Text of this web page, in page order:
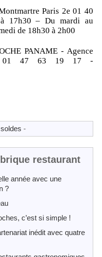
Paris 2e 01 40
17h30 – Du mardi au
de 18h30 à 2h00
PANAME - Agence
01 47 63 19 17 -
soldes -
restaurant
année avec une
?
c’est si simple !
inédit avec quatre